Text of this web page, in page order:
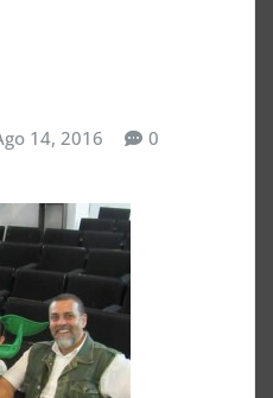
14, 2016 0